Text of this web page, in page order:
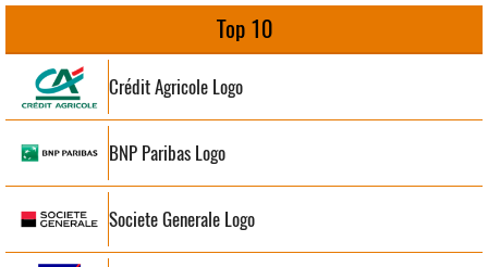
Top 10
Crédit Agricole Logo
BNP Paribas Logo
Societe Generale Logo